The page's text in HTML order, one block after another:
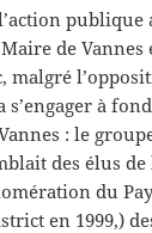
publique
de Vannes
malgré
à
: le
des élus de
du
en 1999,)